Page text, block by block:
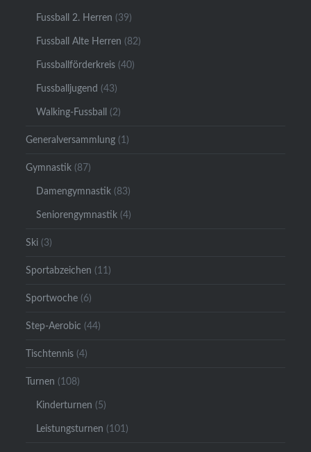
Fussball 2. Herren (39)
Fussball Alte Herren (82)
Fussballförderkreis (40)
Fussballjugend (43)
Walking-Fussball (2)
Generalversammlung (1)
Gymnastik (87)
Damengymnastik (83)
Seniorengymnastik (4)
Ski (3)
Sportabzeichen (11)
Sportwoche (6)
Step-Aerobic (44)
Tischtennis (4)
Turnen (108)
Kinderturnen (5)
Leistungsturnen (101)